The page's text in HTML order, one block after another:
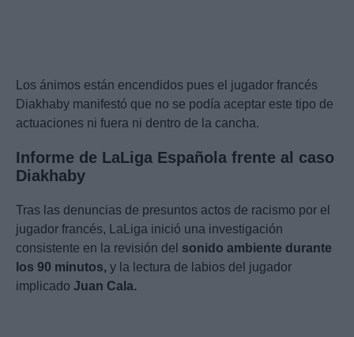
Los ánimos están encendidos pues el jugador francés
Diakhaby manifestó que no se podía aceptar este tipo de
actuaciones ni fuera ni dentro de la cancha.
Informe de LaLiga Española frente al caso
Diakhaby
Tras las denuncias de presuntos actos de racismo por el
jugador francés, LaLiga inició una investigación
consistente en la revisión del sonido ambiente durante
los 90 minutos, y la lectura de labios del jugador
implicado Juan Cala.